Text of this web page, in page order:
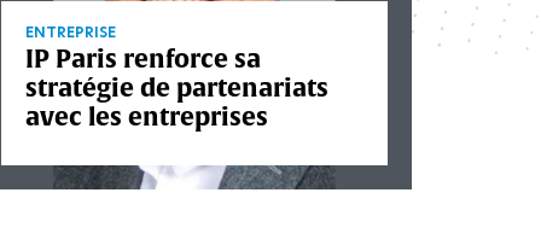
ENTREPRISE
IP Paris renforce sa
stratégie de partenariats
avec les entreprises